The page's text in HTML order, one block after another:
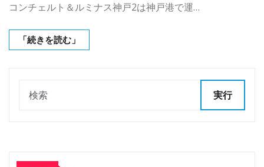
コンチェルト＆ルミナス神戸2は神戸港で運…
「続きを読む」
実行